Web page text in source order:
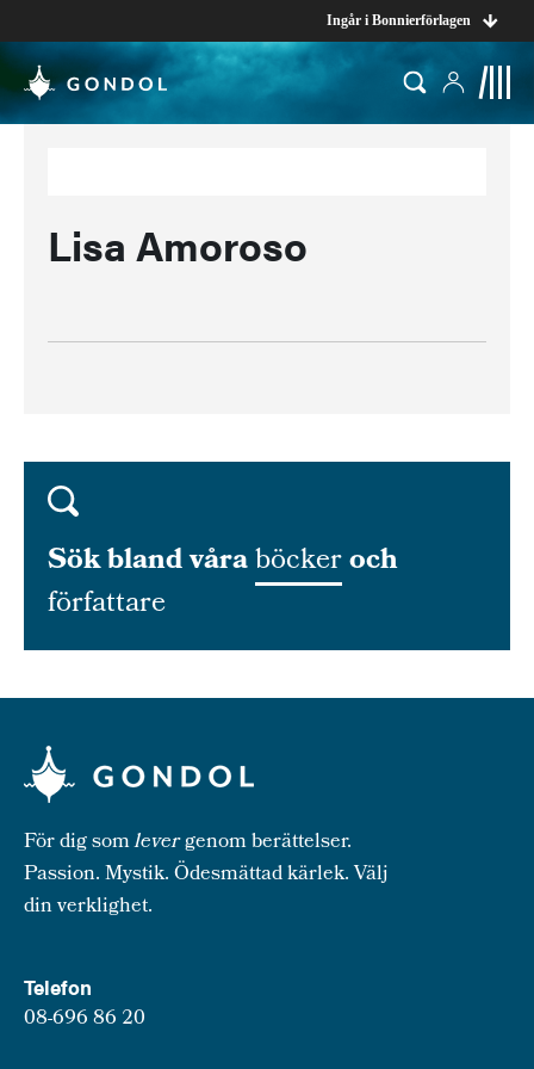
Ingår i Bonnierförlagen
Lisa Amoroso
Sök bland våraböckeroch
författare
För dig somlevergenom berättelser.
Passion. Mystik. Ödesmättad kärlek. Välj
din verklighet.
Telefon
08-696 86 20